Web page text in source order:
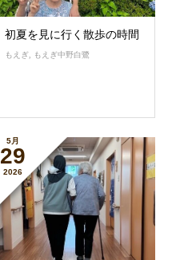
初夏を見に行く散歩の時間
もえぎ, もえぎ中野白鷺
5月
29
2026